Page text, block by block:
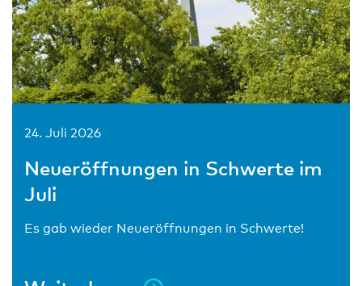
24. Juli 2026
Neueröffnungen in Schwerte im
Juli
Es gab wieder Neueröffnungen in Schwerte!